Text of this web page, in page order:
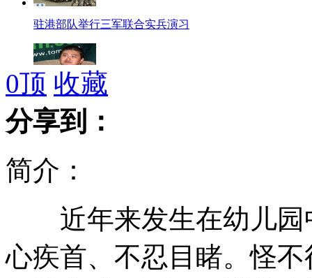
驻港部队举行三军联合实兵演习
刘欢黑T恤穿衣风格十年不变
姚晨大方承认已订婚
艺术家8个月完成微雕绝技：大米上跑"奔驰"
0顶 收藏
分享到：
简介：
近年来发生在幼儿园
心疾首、不忍目睹。怪